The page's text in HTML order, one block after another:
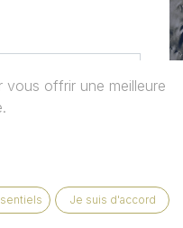
vous offrir une meilleure
Je suis d'accord